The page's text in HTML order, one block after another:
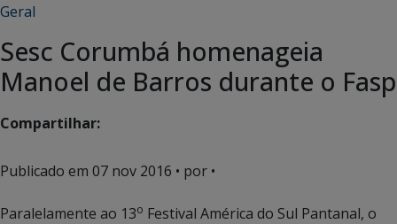
Geral
Sesc Corumbá homenageia
Manoel de Barros durante o Fasp
Compartilhar:
Publicado em 07 nov 2016 • por •
Paralelamente ao 13o Festival América do Sul Pantanal, o